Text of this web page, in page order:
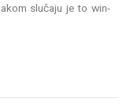
slučaju je to win-